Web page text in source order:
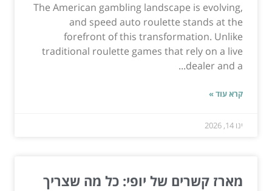
The American gambling landscape is evolving,
and speed auto roulette stands at the
forefront of this transformation. Unlike
traditional roulette games that rely on a live
dealer and a...
קרא עוד »
ינו 14, 2026
מארז קשרים של יופי: כל מה שצריך